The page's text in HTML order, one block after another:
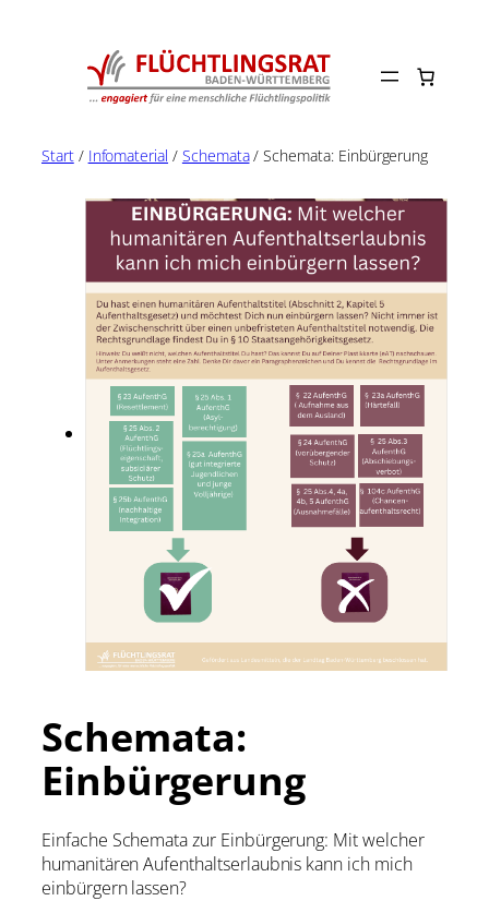
Start/ Infomaterial / Schemata/ Schemata: Einbürgerung
Schemata:
Einbürgerung
Einfache Schemata zur Einbürgerung: Mit welcher
humanitären Aufenthaltserlaubnis kann ich mich
einbürgern lassen?